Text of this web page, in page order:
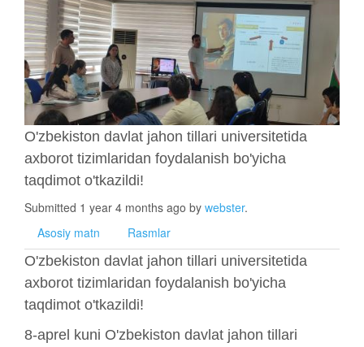
O'zbekiston davlat jahon tillari universitetida
axborot tizimlaridan foydalanish bo'yicha
taqdimot o'tkazildi!
Submitted 1 year 4 months ago by webster.
Asosiy matn
Rasmlar
O'zbekiston davlat jahon tillari universitetida
axborot tizimlaridan foydalanish bo'yicha
taqdimot o'tkazildi!
8-aprel kuni O'zbekiston davlat jahon tillari